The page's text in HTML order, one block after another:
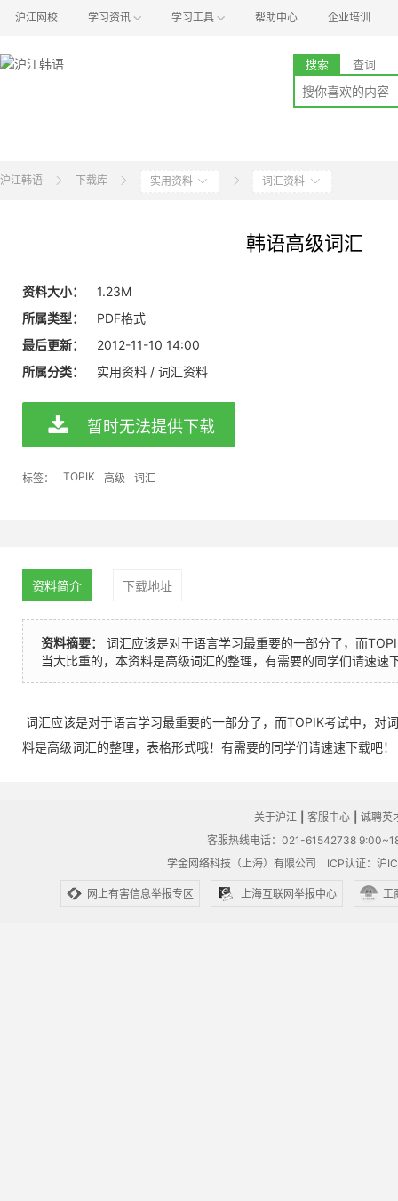
沪江网校 学习资讯 学习工具 帮助中心 企业培训
搜索 查词
沪江韩语 下载库 实用资料 词汇资料
韩语高级词汇
资料大小：
1.23M
所属类型：
PDF格式
最后更新：
2012-11-10 14:00
所属分类：
实用资料 / 词汇资料
暂时无法提供下载
标签： TOPIK 高级 词汇
资料简介 下载地址
资料摘要：
词汇应该是对于语言学习最重要的一部分了，而
当大比重的，本资料是高级词汇的整理，有需要的同学们请速速
词汇应该是对于语言学习最重要的一部分了，而TOPIK考试中，对
料是高级词汇的整理，表格形式哦！有需要的同学们请速速下载吧！
关于沪江 客服中心
诚聘英
客服热线电话：021-61542738
学金网络科技（上海）有限公司 ICP认证：沪
网上有害信息举报专区 上海互联网举报中心 工